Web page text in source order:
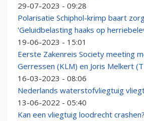
29-07-2023 - 09:28
Polarisatie Schiphol-krimp baart
'Geluidbelasting haaks op
19-06-2023 - 15:01
Eerste Zakenreis Society meeting
Gerressen (KLM) en Joris Melkert
16-03-2023 - 08:06
Nederlands waterstofvliegtuig
13-06-2022 - 05:40
Kan een vliegtuig loodrecht crashen?